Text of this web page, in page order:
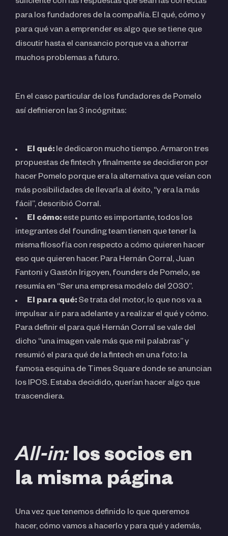
suficiente con las respuestas que sean las correctas
para los fundadores de la compañía. El qué, cómo y
para qué van a emprender es algo que se tiene que
discutir hasta el cansancio porque va a ahorrar
muchos problemas a futuro.
En el caso particular de los fundadores de Pomelo
así definieron las 3 incógnitas:
El qué: le dedicaron mucho tiempo. Armaron tres
propuestas de fintech y finalmente se decidieron por
hacer Pomelo porque era la alternativa que veían con
más posibilidades de llevarla al éxito, “y era la más
fácil”, describió Corral.
El cómo: este punto es importante, todos los
integrantes del founding team tienen que tener la
misma filosofía con respecto a cómo quieren hacer
eso que quieren hacer. Para Hernán Corral, Juan
Fantoni y Gastón Irigoyen, founders de Pomelo, se
resumía en “Ser una empresa modelo del 2030”.
El para qué: Se trata del motor, lo que nos va a
impulsar a ir para adelante y a realizar el qué y cómo.
Para definir el para qué Hernán Corral se vale del
dicho “una imagen vale más que mil palabras” y
resumió el para qué de la fintech en una foto: la
famosa esquina de Times Square donde se anuncian
los IPOS. Estaba decidido, querían hacer algo que
trascendiera.
All-in: los socios en
la misma página
Una vez que tenemos definido lo que queremos
hacer, cómo vamos a hacerlo y para qué y además,